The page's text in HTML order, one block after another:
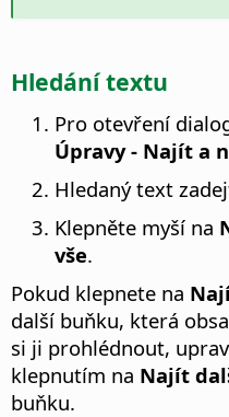
Hledání textu
Pro otevření
Úpravy - Najít a
Hledaný text
Klepněte myší na
vše.
Pokud klepnete na
další buňku, která
si ji prohlédnout,
klepnutím na Najít
buňku.